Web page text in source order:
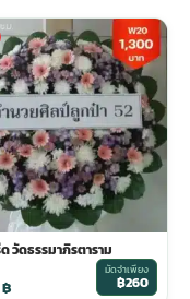
วัดธรรมาภิรตาราม
฿
มัดจำเพียง
฿260